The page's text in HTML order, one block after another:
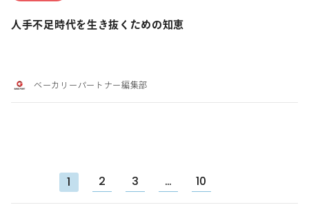
人手不足時代を生き抜くための知恵
ベーカリーパートナー編集部
1 2 3 … 10